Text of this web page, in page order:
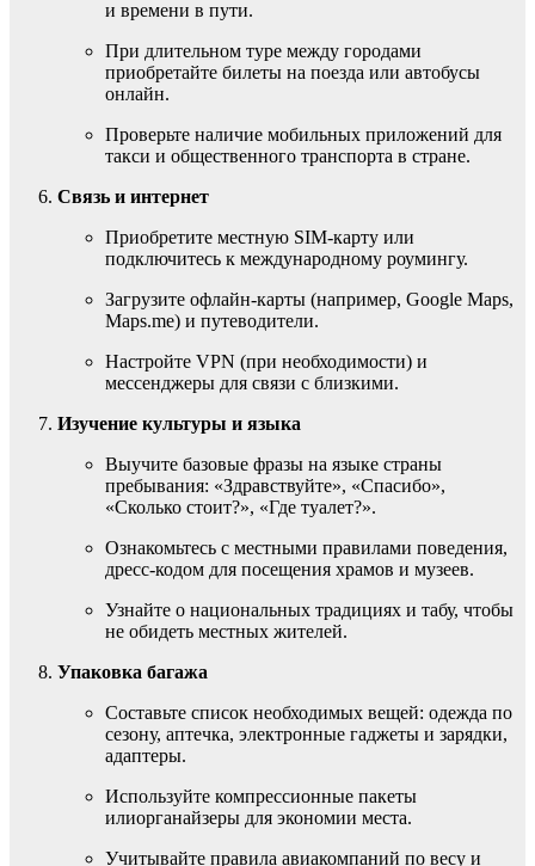
и времени в пути.
При длительном туре между городами
приобретайте билеты на поезда или автобусы
онлайн.
Проверьте наличие мобильных приложений для
такси и общественного транспорта в стране.
Связь и интернет
Приобретите местную SIM-карту или
подключитесь к международному роумингу.
Загрузите офлайн-карты (например, Google Maps,
Maps.me) и путеводители.
Настройте VPN (при необходимости) и
мессенджеры для связи с близкими.
Изучение культуры и языка
Выучите базовые фразы на языке страны
пребывания: «Здравствуйте», «Спасибо»,
«Сколько стоит?», «Где туалет?».
Ознакомьтесь с местными правилами поведения,
дресс-кодом для посещения храмов и музеев.
Узнайте о национальных традициях и табу, чтобы
не обидеть местных жителей.
Упаковка багажа
Составьте список необходимых вещей: одежда по
сезону, аптечка, электронные гаджеты и зарядки,
адаптеры.
Используйте компрессионные пакеты
илиорганайзеры для экономии места.
Учитывайте правила авиакомпаний по весу и